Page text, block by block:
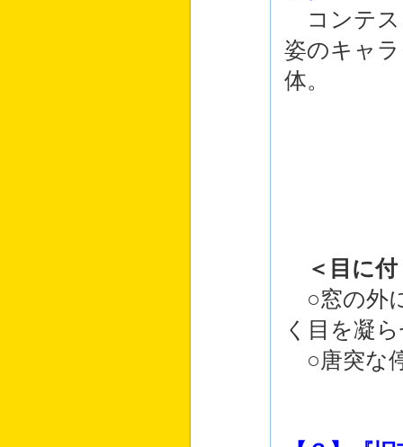
コンテス
姿のキャ
体。
＜目に
○窓の外
く目を凝
○唐突な